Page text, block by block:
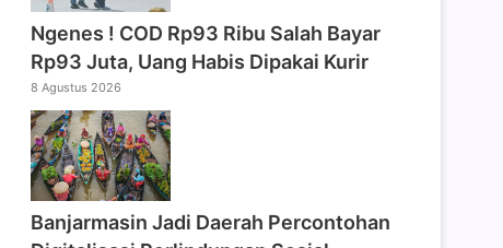
Ngenes ! COD Rp93 Ribu Salah Bayar
Rp93 Juta, Uang Habis Dipakai Kurir
8 Agustus 2026
Banjarmasin Jadi Daerah Percontohan